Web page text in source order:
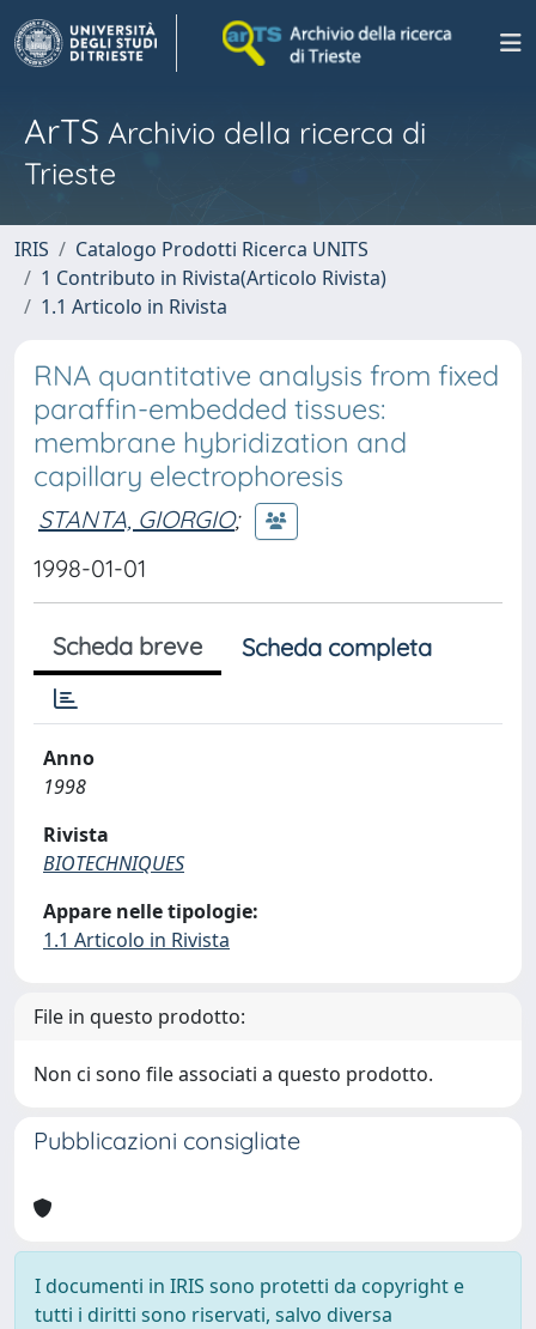
ArTS Archivio della ricerca di
Trieste
IRIS
Catalogo Prodotti Ricerca UNITS
1 Contributo in Rivista(Articolo Rivista)
1.1 Articolo in Rivista
RNA quantitative analysis from fixed
paraffin-embedded tissues:
membrane hybridization and
capillary electrophoresis
STANTA, GIORGIO;
1998-01-01
Scheda breve Scheda completa
Anno
1998
Rivista
BIOTECHNIQUES
Appare nelle tipologie:
1.1 Articolo in Rivista
File in questo prodotto:
Non ci sono file associati a questo prodotto.
Pubblicazioni consigliate
I documenti in IRIS sono protetti da copyright e
tutti i diritti sono riservati, salvo diversa